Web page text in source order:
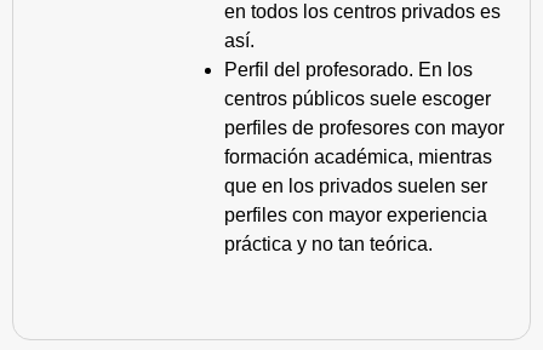
en todos los centros privados es
así.
Perfil del profesorado. En los
centros públicos suele escoger
perfiles de profesores con mayor
formación académica, mientras
que en los privados suelen ser
perfiles con mayor experiencia
práctica y no tan teórica.